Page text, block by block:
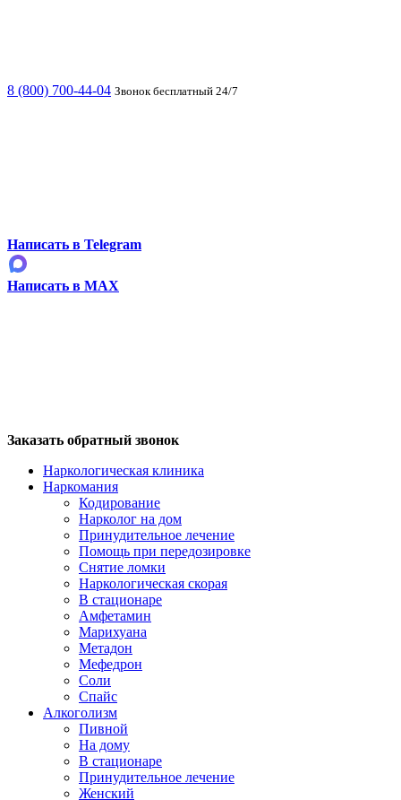
8 (800) 700-44-04 Звонок бесплатный 24/7
Написать в Telegram
Написать в MAX
Заказать обратный звонок
Наркологическая клиника
Наркомания
Кодирование
Нарколог на дом
Принудительное лечение
Помощь при передозировке
Снятие ломки
Наркологическая скорая
В стационаре
Амфетамин
Марихуана
Метадон
Мефедрон
Соли
Спайс
Алкоголизм
Пивной
На дому
В стационаре
Принудительное лечение
Женский